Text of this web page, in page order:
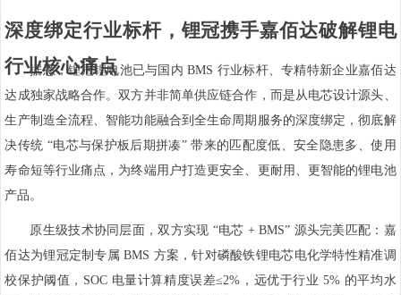
深度绑定行业标杆，锂冠携手嘉佰达破解锂电
行业核心痛点
据悉，锂冠锂电池已与国内 BMS 行业标杆、专精特新企业嘉佰达
达成独家战略合作。双方并非简单供应链合作，而是从电芯设计源头、
生产制造全流程、智能功能融合到全生命周期服务的深度绑定，彻底解
决传统 “电芯与保护板后期拼凑” 带来的匹配度低、安全隐患多、使用
寿命短等行业痛点，为终端用户打造更安全、更耐用、更智能的锂电池
产品。
原生级技术协同层面，双方实现 “电芯 + BMS” 源头完美匹配：嘉
佰达为锂冠定制专属 BMS 方案，针对磷酸铁锂电芯电化学特性精准调
校保护阈值，SOC 电量计算精度误差≤2%，远优于行业 5% 的平均水